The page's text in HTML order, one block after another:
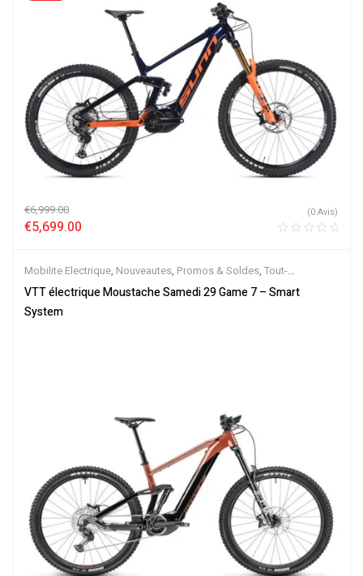
€6,999.00
€5,699.00
(0 Avis)
Mobilite Electrique, Nouveautes, Promos & Soldes, Tout-
Suspendus,Vélo électrique ville,Velos Electriques ,VTT Électriques
VTT électrique Moustache Samedi 29 Game 7 – Smart
System